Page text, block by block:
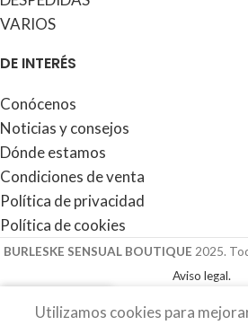
VARIOS
DE INTERÉS
Conócenos
Noticias y consejos
Dónde estamos
Condiciones de venta
Política de privacidad
Política de cookies
BURLESKE SENSUAL BOUTIQUE 2025.
Aviso legal.
Utilizamos cookies para